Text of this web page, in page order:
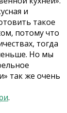
и
такое
потому что
тогда
Но мы
так же очень
.